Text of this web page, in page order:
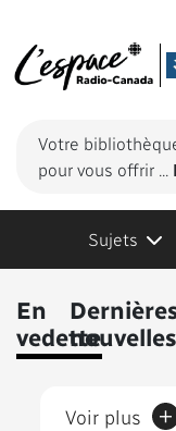
Votre
pour vous offrir ...
Sujets
En
vedettenouvelles
Voir plus +